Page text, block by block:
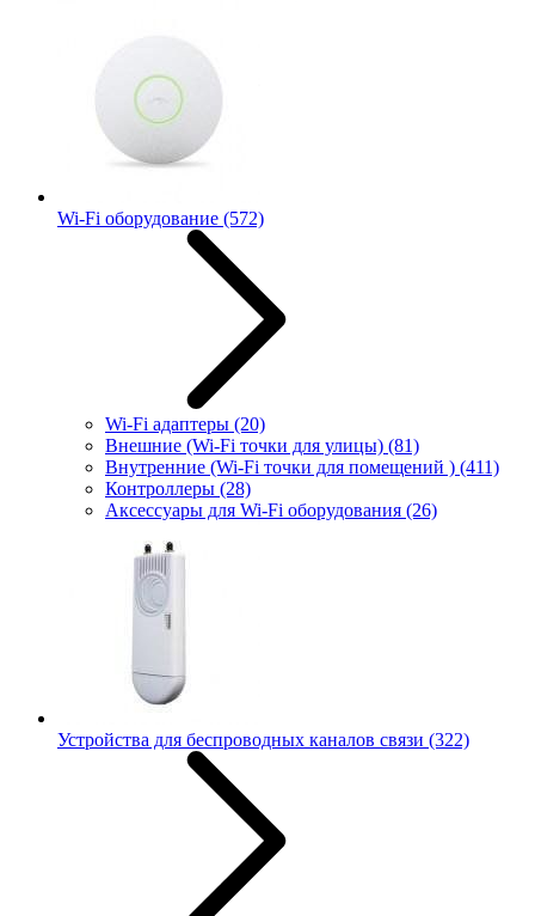
Wi-Fi оборудование (572)
Wi-Fi адаптеры (20)
Внешние (Wi-Fi точки для улицы) (81)
Внутренние (Wi-Fi точки для помещений ) (411)
Контроллеры (28)
Аксессуары для Wi-Fi оборудования (26)
Устройства для беспроводных каналов связи (322)